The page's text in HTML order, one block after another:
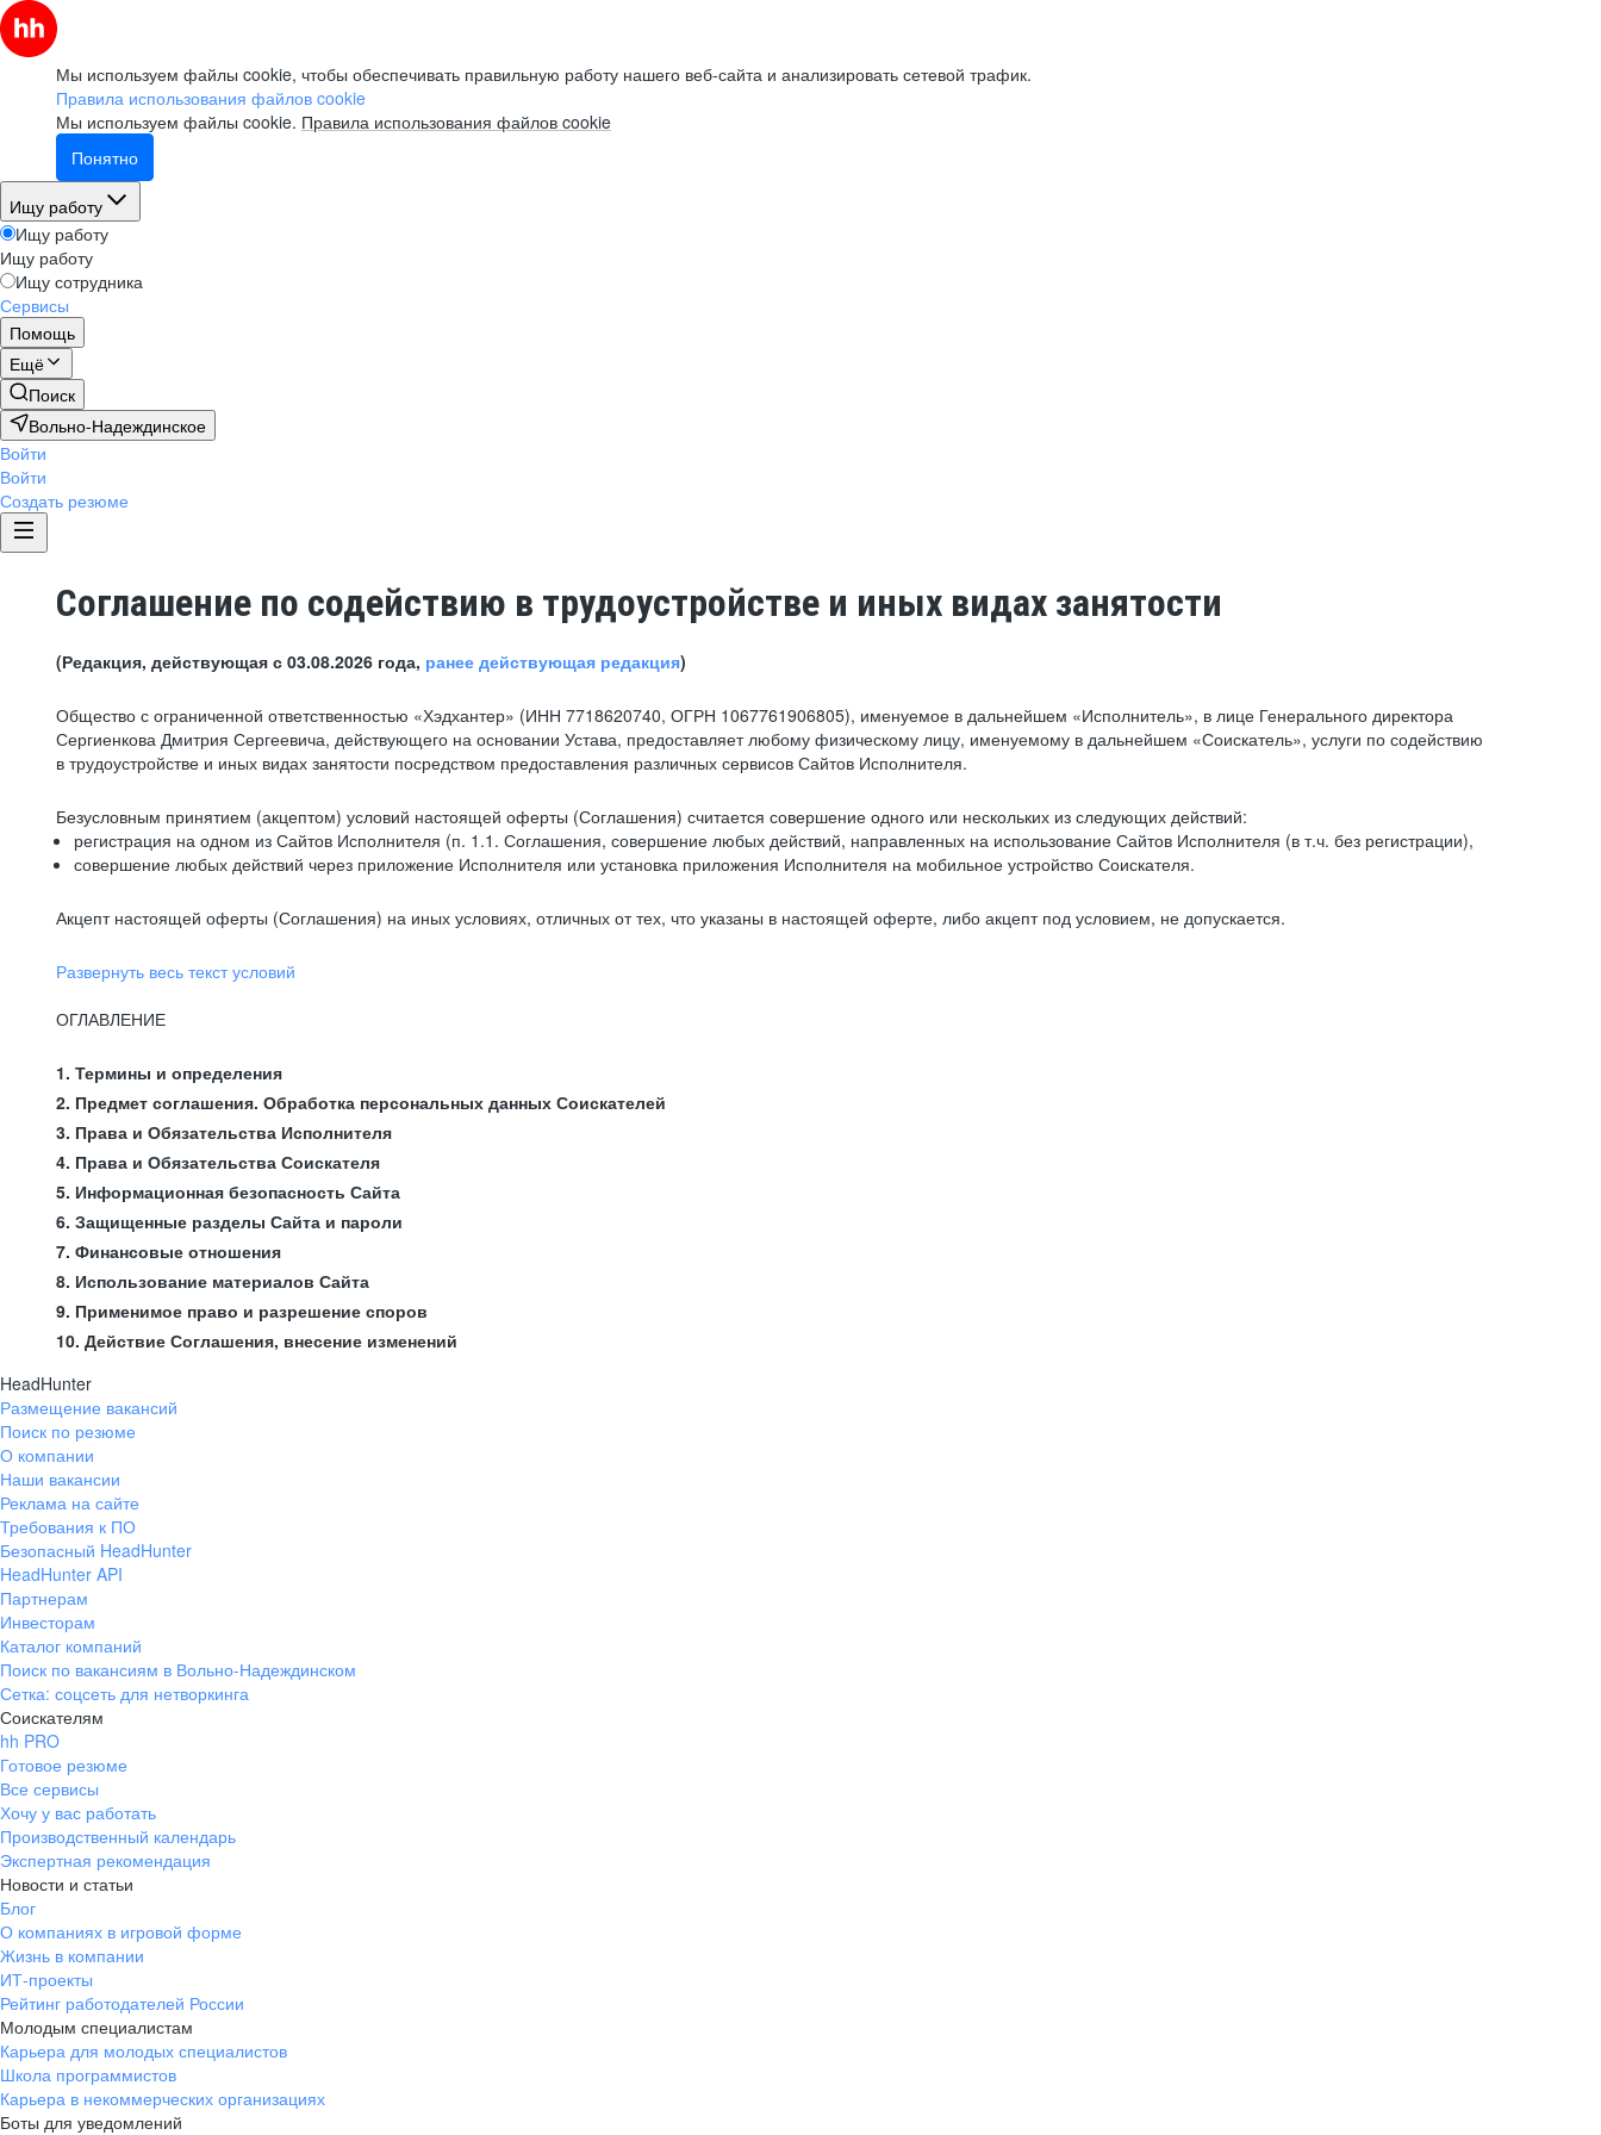
Мы используем файлы cookie, чтобы обеспечивать правильную работу нашего веб-сайта и анализировать сетевой трафик.
Правила использования файлов cookie
Мы используем файлы cookie. Правила использования файлов cookie
Понятно
Ищу работу
Ищу работу
Ищу работу
Ищу сотрудника
Сервисы
Помощь
Ещё
Поиск
Вольно-Надеждинское
Войти
Войти
Создать резюме
Соглашение по содействию в трудоустройстве и иных видах занятости
(Редакция, действующая с 03.08.2026 года, ранее действующая редакция)
Общество с ограниченной ответственностью «Хэдхантер» (ИНН 7718620740, ОГРН 1067761906805), именуемое в дальнейшем «Исполнитель», в лице Генерального директора
Сергиенкова Дмитрия Сергеевича, действующего на основании Устава, предоставляет любому физическому лицу, именуемому в дальнейшем «Соискатель», услуги по содействию
в трудоустройстве и иных видах занятости посредством предоставления различных сервисов Сайтов Исполнителя.
Безусловным принятием (акцептом) условий настоящей оферты (Соглашения) считается совершение одного или нескольких из следующих действий:
регистрация на одном из Сайтов Исполнителя (п. 1.1. Соглашения, совершение любых действий, направленных на использование Сайтов Исполнителя (в т.ч. без регистрации),
совершение любых действий через приложение Исполнителя или установка приложения Исполнителя на мобильное устройство Соискателя.
Акцепт настоящей оферты (Соглашения) на иных условиях, отличных от тех, что указаны в настоящей оферте, либо акцепт под условием, не допускается.
Развернуть весь текст условий
ОГЛАВЛЕНИЕ
1. Термины и определения
2. Предмет соглашения. Обработка персональных данных Соискателей
3. Права и Обязательства Исполнителя
4. Права и Обязательства Соискателя
5. Информационная безопасность Сайта
6. Защищенные разделы Сайта и пароли
7. Финансовые отношения
8. Использование материалов Сайта
9. Применимое право и разрешение споров
10. Действие Соглашения, внесение изменений
HeadHunter
Размещение вакансий
Поиск по резюме
О компании
Наши вакансии
Реклама на сайте
Требования к ПО
Безопасный HeadHunter
HeadHunter API
Партнерам
Инвесторам
Каталог компаний
Поиск по вакансиям в Вольно-Надеждинском
Сетка: соцсеть для нетворкинга
Соискателям
hh PRO
Готовое резюме
Все сервисы
Хочу у вас работать
Производственный календарь
Экспертная рекомендация
Новости и статьи
Блог
О компаниях в игровой форме
Жизнь в компании
ИТ-проекты
Рейтинг работодателей России
Молодым специалистам
Карьера для молодых специалистов
Школа программистов
Карьера в некоммерческих организациях
Боты для уведомлений